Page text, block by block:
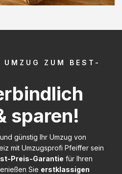
ZUM BEST-
sparen!
günstig Ihr Umzug von
mit Umzugsprofi Pfeiffer sein
Preis-Garantie für Ihren
Sie erstklassigen